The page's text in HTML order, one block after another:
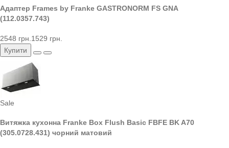
Адаптер Frames by Franke GASTRONORM FS GNA
(112.0357.743)
2548 грн. 1529 грн.
Купити
Sale
Витяжка кухонна Franke Box Flush Basic FBFE BK A70
(305.0728.431) чорний матовий